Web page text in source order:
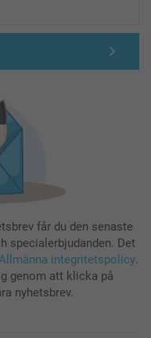
får du den senaste
specialerbjudanden. Det
integritetspolicy.
genom att klicka på
nyhetsbrev.